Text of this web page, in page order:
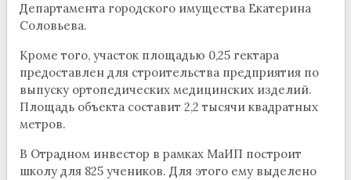
Департамента городского имущества Екатерина
Соловьева.
Кроме того, участок площадью 0,25 гектара
предоставлен для строительства предприятия по
выпуску ортопедических медицинских изделий.
Площадь объекта составит 2,2 тысячи квадратных
метров.
В Отрадном инвестор в рамках МаИП построит
школу для 825 учеников. Для этого ему выделено